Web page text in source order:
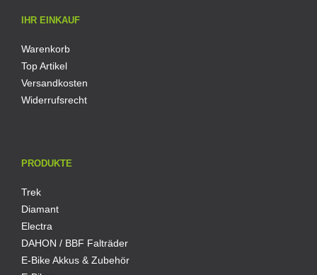
IHR EINKAUF
Warenkorb
Top Artikel
Versandkosten
Widerrufsrecht
PRODUKTE
Trek
Diamant
Electra
DAHON / BBF Falträder
E-Bike Akkus & Zubehör